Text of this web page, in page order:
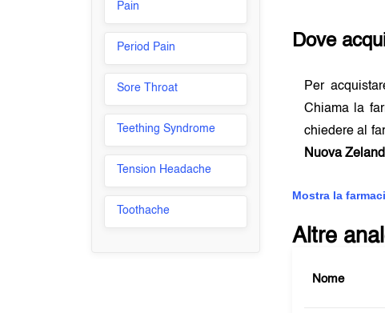
Pain
Period Pain
Sore Throat
Teething Syndrome
Tension Headache
Toothache
Dove
Per
Chiama la
chiedere al
Nuova
Mostra la
Altre
Nome